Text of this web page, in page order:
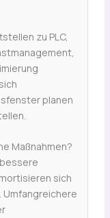
zu PLC,
planen
Maßnahmen?
sich
Umfangreichere